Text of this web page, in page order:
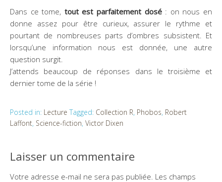
Dans ce tome, tout est parfaitement dosé: on nous en
donne assez pour être curieux, assurer le rythme et
pourtant de nombreuses parts d’ombres subsistent. Et
lorsqu’une information nous est donnée, une autre
question surgit.
J’attends beaucoup de réponses dans le troisième et
dernier tome de la série !
Posted in: Lecture Tagged: Collection R, Phobos, Robert
Laffont, Science-fiction, Victor Dixen
Laisser un commentaire
Votre adresse e-mail ne sera pas publiée. Les champs